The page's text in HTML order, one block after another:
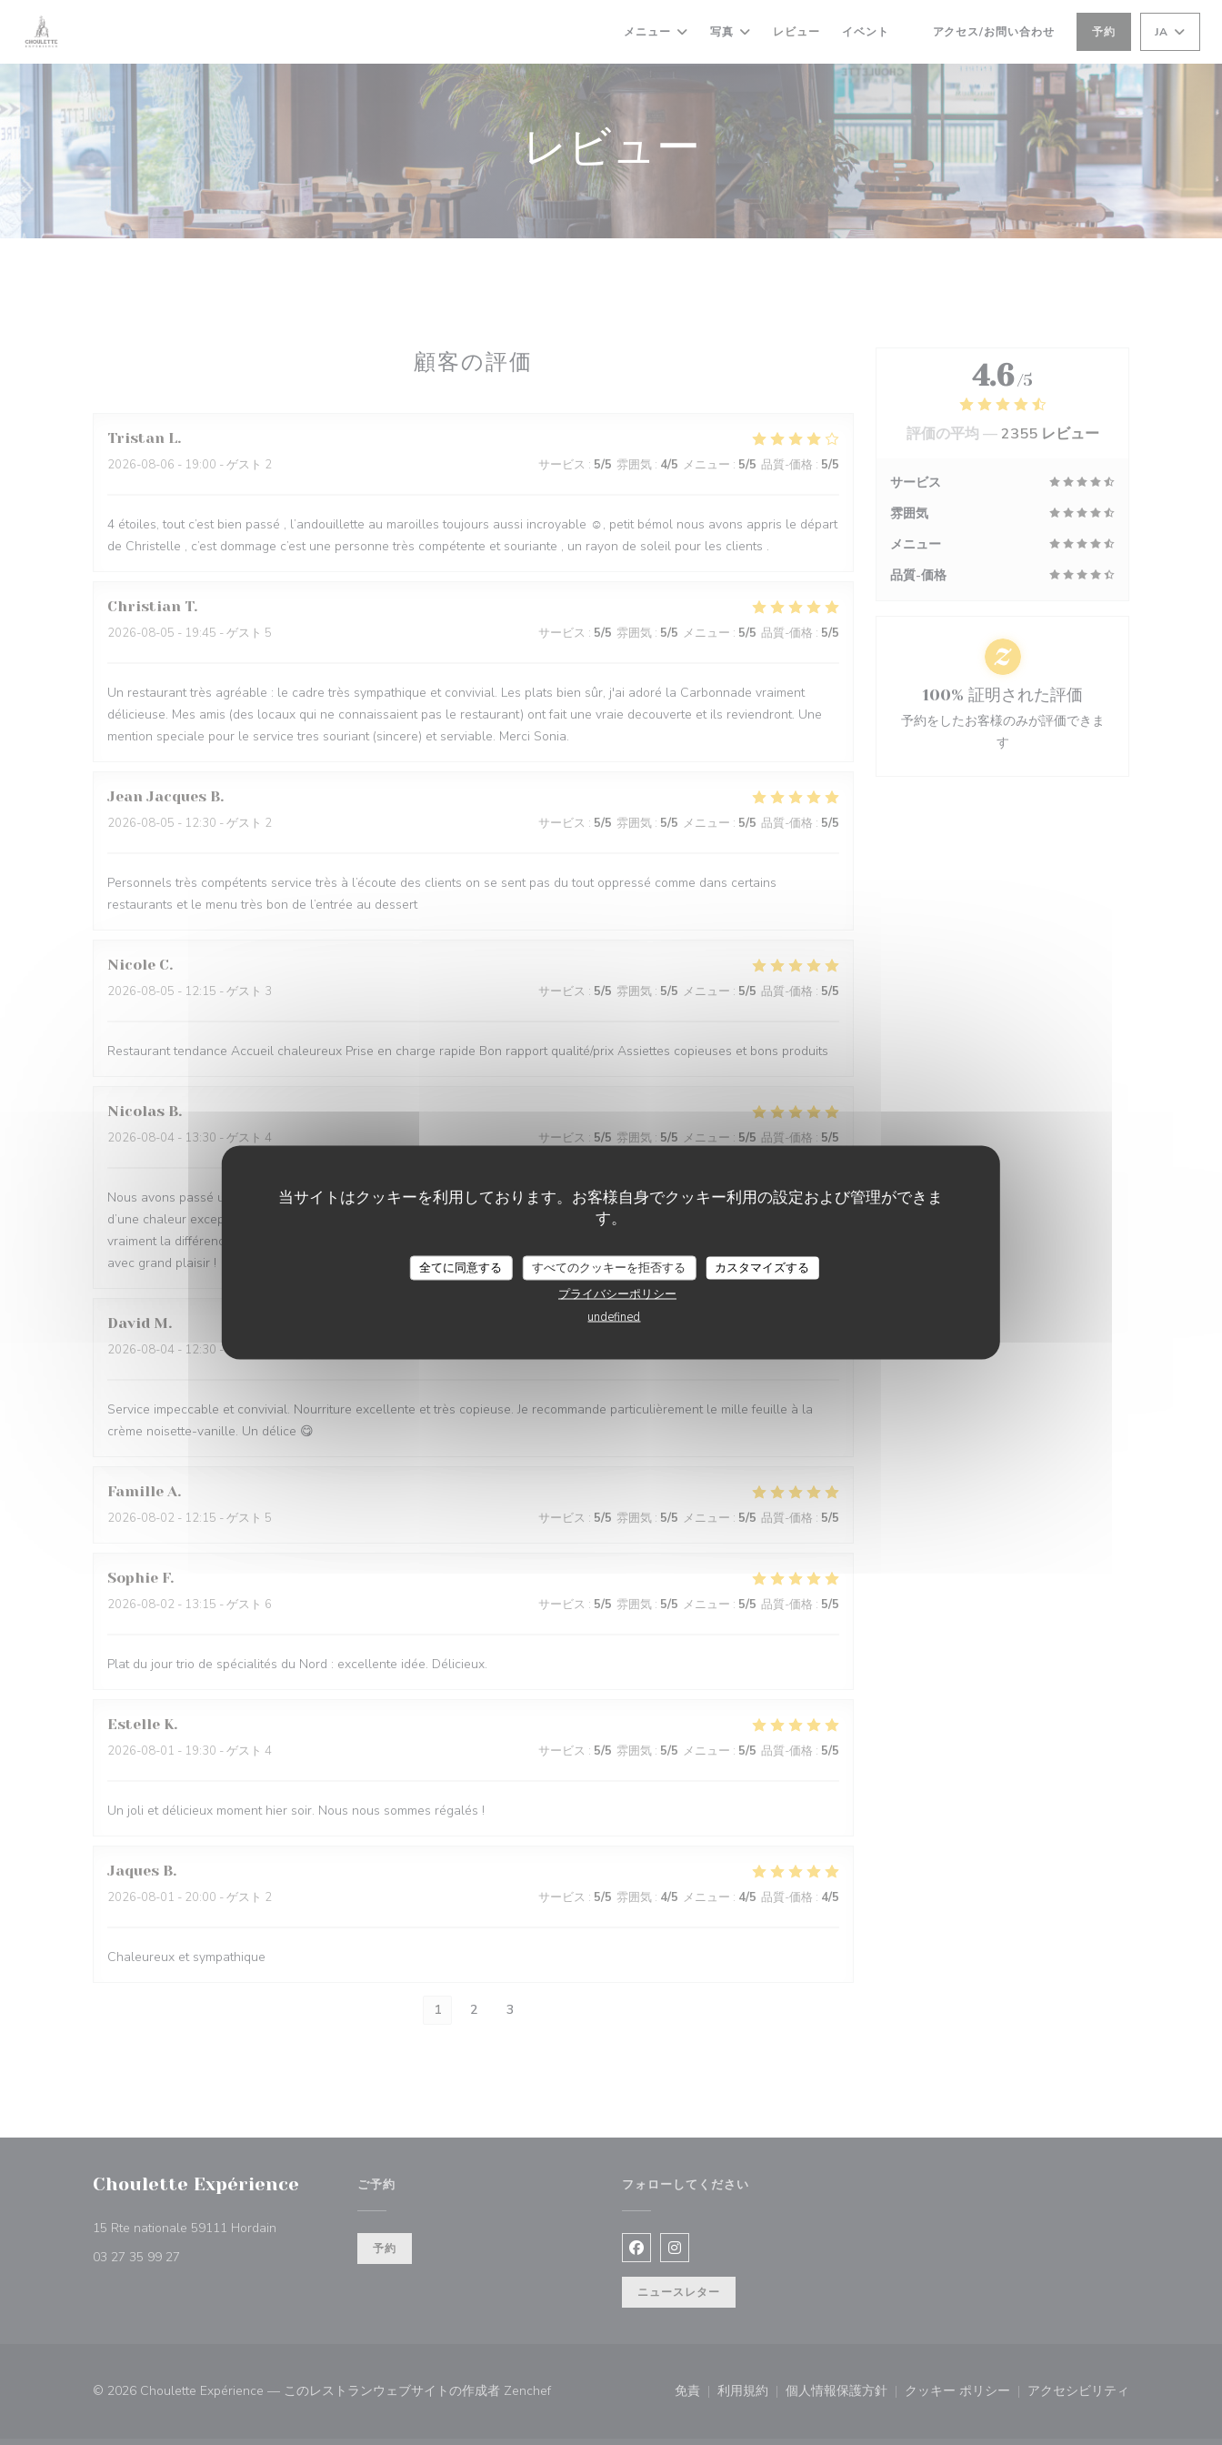
クッキー利用の管理について
当サイトはクッキーを利用しております。お客様自身でクッキー利用の設定および管理ができま
す。
全てに同意する すべてのクッキーを拒否する
カスタマイズする
プライバシーポリシー
undefined
メニュー 写真 レビュー イベント
((新しいウィンドウで開きます))
アクセス/お問い合わせ 予約 JA
レビュー
顧客の評価
Tristan L
2026-08-06 - 19:00 - ゲスト 2 サービス : 5/5 雰囲気 : 4/5 メニュー : 5/5 品質-価格 : 5/5
4 étoiles, tout c’est bien passé , l’andouillette au maroilles toujours aussi incroyable ☺️, petit bémol nous avons appris le départ
de Christelle , c’est dommage c’est une personne très compétente et souriante , un rayon de soleil pour les clients .
Christian T
2026-08-05 - 19:45 - ゲスト 5 サービス : 5/5 雰囲気 : 5/5 メニュー : 5/5 品質-価格 : 5/5
Un restaurant très agréable : le cadre très sympathique et convivial. Les plats bien sûr, j'ai adoré la Carbonnade vraiment
délicieuse. Mes amis (des locaux qui ne connaissaient pas le restaurant) ont fait une vraie decouverte et ils reviendront. Une
mention speciale pour le service tres souriant (sincere) et serviable. Merci Sonia.
Jean Jacques B
2026-08-05 - 12:30 - ゲスト 2 サービス : 5/5 雰囲気 : 5/5 メニュー : 5/5 品質-価格 : 5/5
Personnels très compétents service très à l’écoute des clients on se sent pas du tout oppressé comme dans certains
restaurants et le menu très bon de l’entrée au dessert
Nicole C
2026-08-05 - 12:15 - ゲスト 3 サービス : 5/5 雰囲気 : 5/5 メニュー : 5/5 品質-価格 : 5/5
Restaurant tendance Accueil chaleureux Prise en charge rapide Bon rapport qualité/prix Assiettes copieuses et bons produits
Nicolas B
2026-08-04 - 13:30 - ゲスト 4 サービス : 5/5 雰囲気 : 5/5 メニュー : 5/5 品質-価格 : 5/5
Nous avons passé un excellent moment ! Tout était parfait : les repas étaient délicieux, le service irréprochable, et l’accueil
d’une chaleur exceptionnelle. Toute l’équipe est d’une grande gentillesse, avec de nombreuses petites attentions qui font
vraiment la différence. Nous recommandons cet établissement à 100 % ! C’est tout simplement topissime. Nous reviendrons
avec grand plaisir !
David M
2026-08-04 - 12:30 - ゲスト 5
Service impeccable et convivial. Nourriture excellente et très copieuse. Je recommande particulièrement le mille feuille à la
crème noisette-vanille. Un délice 😋
Famille A
2026-08-02 - 12:15 - ゲスト 5 サービス : 5/5 雰囲気 : 5/5 メニュー : 5/5 品質-価格 : 5/5
Sophie F
2026-08-02 - 13:15 - ゲスト 6 サービス : 5/5 雰囲気 : 5/5 メニュー : 5/5 品質-価格 : 5/5
Plat du jour trio de spécialités du Nord : excellente idée. Délicieux.
Estelle K
2026-08-01 - 19:30 - ゲスト 4 サービス : 5/5 雰囲気 : 5/5 メニュー : 5/5 品質-価格 : 5/5
Un joli et délicieux moment hier soir. Nous nous sommes régalés !
Jaques B
2026-08-01 - 20:00 - ゲスト 2 サービス : 5/5 雰囲気 : 4/5 メニュー : 4/5 品質-価格 : 4/5
Chaleureux et sympathique
1 2 3
4.6 /5
評価の平均 —2355 レビュー
サービス
雰囲気
メニュー
品質-価格
100% 証明された評価
予約をしたお客様のみが評価できま
す
Choulette Expérience
15 Rte nationale 59111 Hordain
03 27 35 99 27
ご予約
予約
フォローしてください
Facebook ((新しいウィンドウで開きます))
Instagram ((新しいウィンドウで開きます))
ニュースレター
© 2026 Choulette Expérience — このレストランウェブサイトの作成者 Zenchef((新しいウィンドウで開きます))
免責
((新しいウィンドウで開きます))
利用規約
((新しいウィンドウで開きます))
個人情報保護方針
((新しいウィンドウで開きます))
クッキー ポリシー
((新しいウィンドウで開きます))
アクセシビリティ
((新しいウィンドウで開